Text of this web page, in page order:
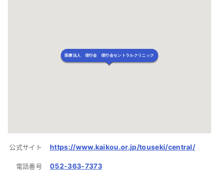
医療法人 偕行会 偕行会セントラルクリニック
公式サイト https://www.kaikou.or.jp/touseki/central/
電話番号 052-363-7373